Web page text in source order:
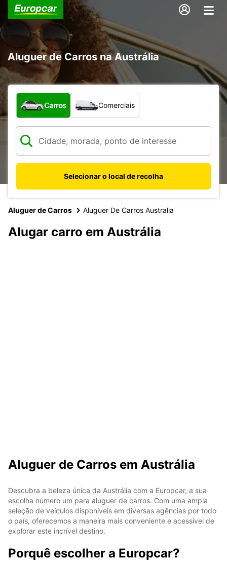
Aluguer de Carros na Austrália
Que tipo de veículo pretende?
Carros Comerciais
Selecionar o local de recolha
Aluguer de Carros Aluguer De Carros Australia
Alugar carro em Austrália
Aluguer de Carros em Austrália
Descubra a beleza única da Austrália com a Europcar, a sua
escolha número um para aluguer de carros. Com uma ampla
seleção de veículos disponíveis em diversas agências por todo
o país, oferecemos a maneira mais conveniente e acessível de
explorar este incrível destino.
Porquê escolher a Europcar?